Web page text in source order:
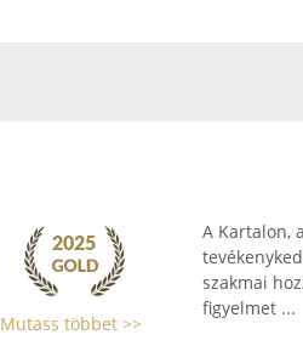
Mutass többet >>
A Kartalon,
szakmai
figyelmet ...